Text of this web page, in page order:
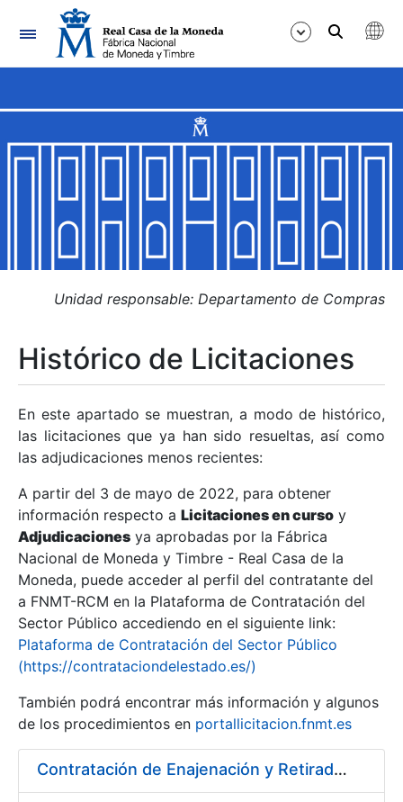
Navegación
Mostrar/Ocultar
Mostrar/Ocultar
Mostrar/Ocultar
Mostrar/Ocultar
Mostrar/Ocultar
Mostrar/Ocultar
Unidad responsable: Departamento de Compras
Histórico de Licitaciones
En este apartado se muestran, a modo de histórico,
las licitaciones que ya han sido resueltas, así como
las adjudicaciones menos recientes:
A partir del 3 de mayo de 2022, para obtener
información respecto a Licitaciones en curso y
Adjudicaciones ya aprobadas por la Fábrica
Nacional de Moneda y Timbre - Real Casa de la
Moneda, puede acceder al perfil del contratante del
a FNMT-RCM en la Plataforma de Contratación del
Sector Público accediendo en el siguiente link:
Plataforma de Contratación del Sector Público
(https://contrataciondelestado.es/)
También podrá encontrar más información y algunos
de los procedimientos en portallicitacion.fnmt.es
Contratación de Enajenación y Retirada de Chatarra durante 2018